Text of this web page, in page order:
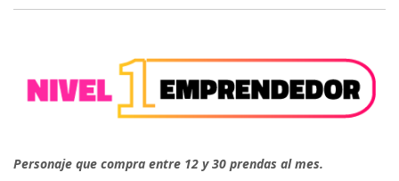
Personaje que compra entre 12 y 30 prendas al mes.